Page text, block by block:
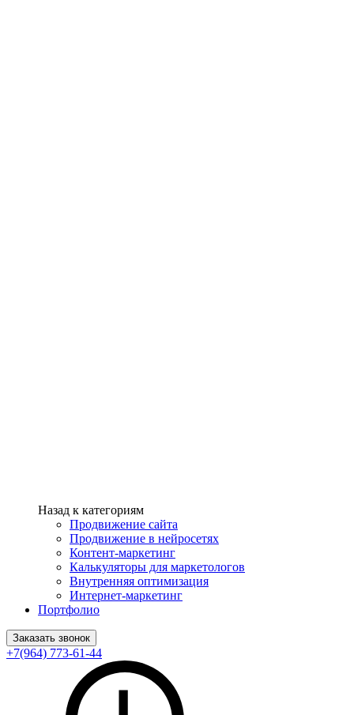
Назад к категориям
Продвижение сайта
Продвижение в нейросетях
Контент-маркетинг
Калькуляторы для маркетологов
Внутренняя оптимизация
Интернет-маркетинг
Портфолио
Заказать звонок
+7(964) 773-61-44